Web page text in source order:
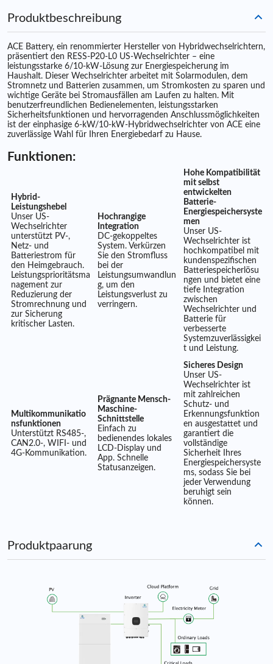
Produktbeschreibung
ACE Battery, ein renommierter Hersteller von Hybridwechselrichtern,
präsentiert den RESS-P20-L0 US-Wechselrichter – eine
leistungsstarke 6/10-kW-Lösung zur Energiespeicherung im
Haushalt. Dieser Wechselrichter arbeitet mit Solarmodulen, dem
Stromnetz und Batterien zusammen, um Stromkosten zu sparen und
wichtige Geräte bei Stromausfällen am Laufen zu halten. Mit
benutzerfreundlichen Bedienelementen, leistungsstarken
Sicherheitsfunktionen und hervorragenden Anschlussmöglichkeiten
ist der einphasige 6-kW/10-kW-Hybridwechselrichter von ACE eine
zuverlässige Wahl für Ihren Energiebedarf zu Hause.
Funktionen:
Hybrid-
Leistungshebel
Unser US-
Wechselrichter
unterstützt PV-,
Netz- und
Batteriestrom für
den Heimgebrauch.
Leistungsprioritätsma
nagement zur
Reduzierung der
Stromrechnung und
zur Sicherung
kritischer Lasten.
Hochrangige
Integration
DC-gekoppeltes
System. Verkürzen
Sie den Stromfluss
bei der
Leistungsumwandlun
g, um den
Leistungsverlust zu
verringern.
Hohe Kompatibilität
mit selbst
entwickelten
Batterie-
Energiespeichersyste
men
Unser US-
Wechselrichter ist
hochkompatibel mit
kundenspezifischen
Batteriespeicherlösu
ngen und bietet eine
tiefe Integration
zwischen
Wechselrichter und
Batterie für
verbesserte
Systemzuverlässigkei
t und Leistung.
Multikommunikatio
nsfunktionen
Unterstützt RS485-,
CAN2.0-, WIFI- und
4G-Kommunikation.
Prägnante Mensch-
Maschine-
Schnittstelle
Einfach zu
bedienendes lokales
LCD-Display und
App. Schnelle
Statusanzeigen.
Sicheres Design
Unser US-
Wechselrichter ist
mit zahlreichen
Schutz- und
Erkennungsfunktion
en ausgestattet und
garantiert die
vollständige
Sicherheit Ihres
Energiespeichersyste
ms, sodass Sie bei
jeder Verwendung
beruhigt sein
können.
Produktpaarung